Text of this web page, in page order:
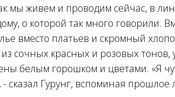
мы живем и проводим сейчас, в
о которой так много говорили.
вместо платьев и скромный
из сочных красных и розовых
белым горошком и цветами. «Я
сказал Гурунг, вспоминая прошлое